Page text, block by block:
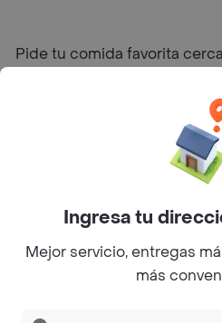
Pide tu comida favorita
Sobre RappiIngresa tu
Mejor servicio, entregas
más